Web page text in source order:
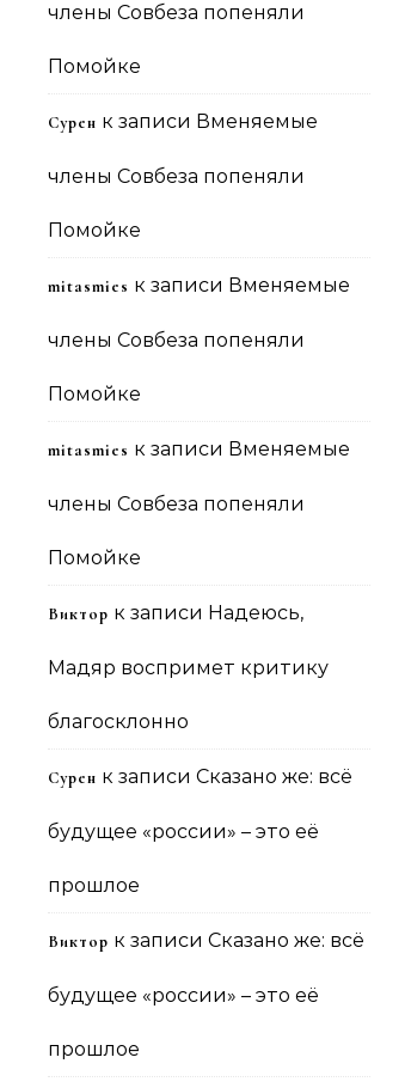
члены Совбеза попеняли
Помойке
Сурен к записи Вменяемые
члены Совбеза попеняли
Помойке
mitasmies к записи Вменяемые
члены Совбеза попеняли
Помойке
mitasmies к записи Вменяемые
члены Совбеза попеняли
Помойке
Виктор к записи Надеюсь,
Мадяр воспримет критику
благосклонно
Сурен к записи Сказано же: всё
будущее «россии» – это её
прошлое
Виктор к записи Сказано же: всё
будущее «россии» – это её
прошлое